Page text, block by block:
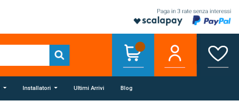
Installatori Ultimi Arrivi Blog